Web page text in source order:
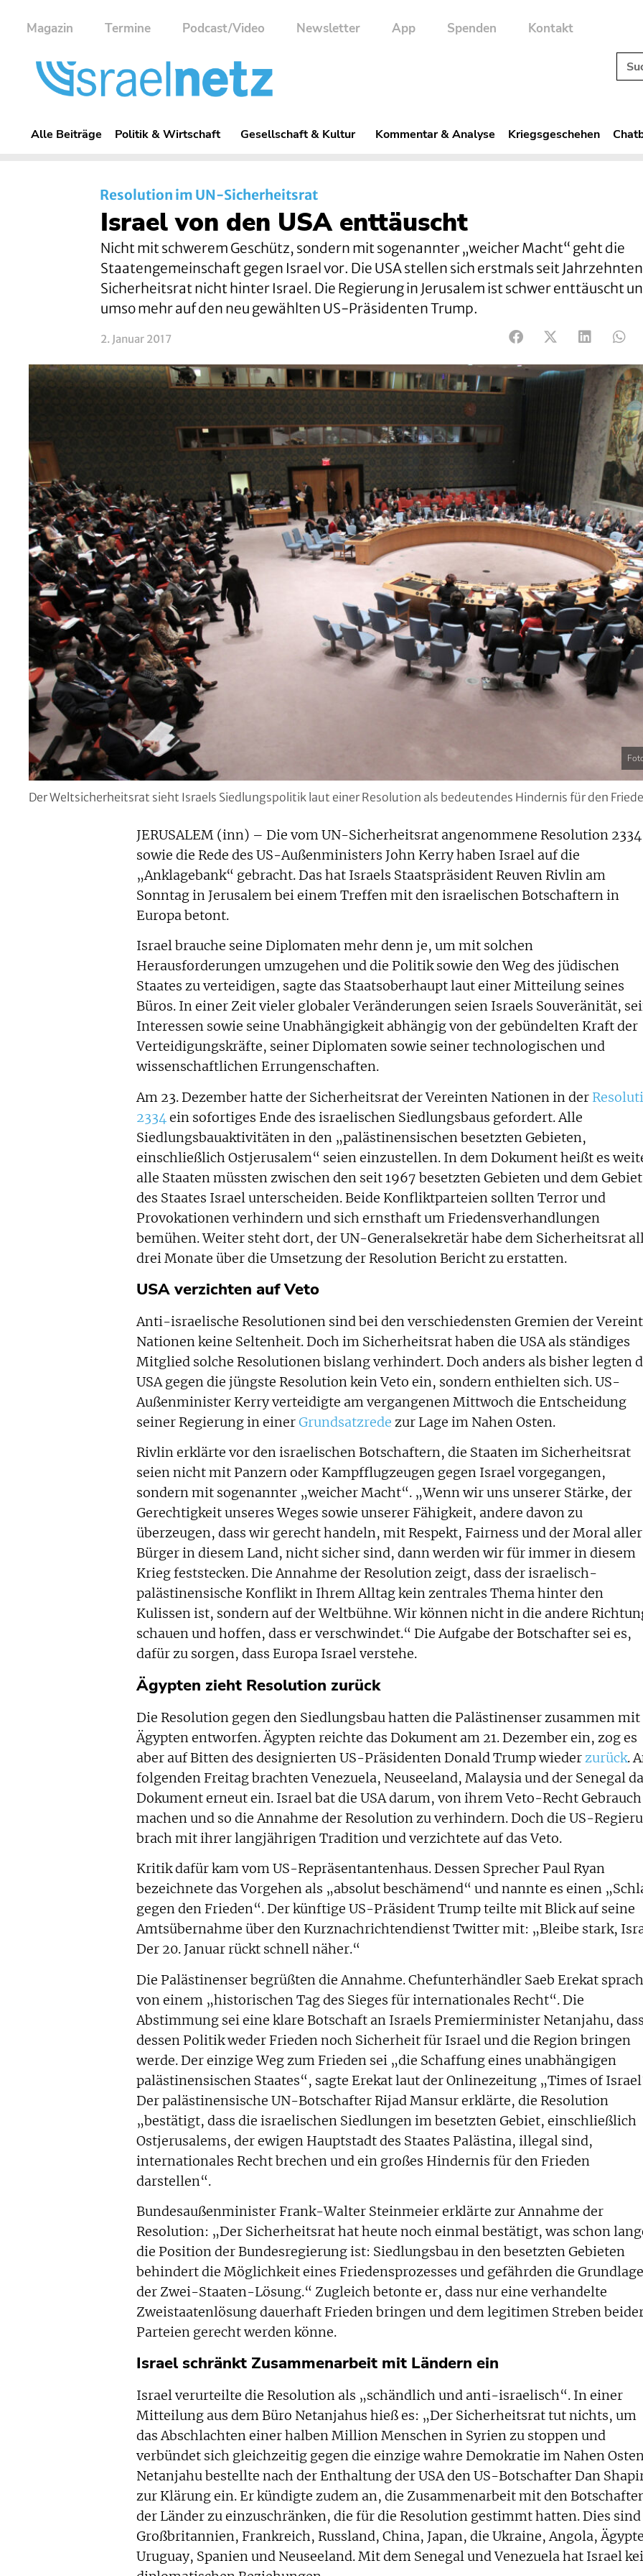
Magazin Termine Podcast/Video Newsletter App Spenden Kontakt
Alle Beiträge Politik & Wirtschaft Gesellschaft & Kultur Kommentar & Analyse Kriegsgeschehen
Resolution im UN-Sicherheitsrat
Israel von den USA enttäuscht
Nicht mit schwerem Geschütz, sondern mit sogenannter „weicher Macht“ geht die
Staatengemeinschaft gegen Israel vor. Die USA stellen sich erstmals seit
Sicherheitsrat nicht hinter Israel. Die Regierung in Jerusalem ist schwer enttäuscht
umso mehr auf den neu gewählten US-Präsidenten Trump.
2. Januar 2017
Der Weltsicherheitsrat sieht Israels Siedlungspolitik laut einer Resolution als bedeutendes Hindernis für den
JERUSALEM (inn) – Die vom UN-Sicherheitsrat angenommene Resolution 2334
sowie die Rede des US-Außenministers John Kerry haben Israel auf die
„Anklagebank“ gebracht. Das hat Israels Staatspräsident Reuven Rivlin am
Sonntag in Jerusalem bei einem Treffen mit den israelischen Botschaftern in
Europa betont.
Israel brauche seine Diplomaten mehr denn je, um mit solchen
Herausforderungen umzugehen und die Politik sowie den Weg des jüdischen
Staates zu verteidigen, sagte das Staatsoberhaupt laut einer Mitteilung seines
Büros. In einer Zeit vieler globaler Veränderungen seien Israels Souveränität,
Interessen sowie seine Unabhängigkeit abhängig von der gebündelten Kraft der
Verteidigungskräfte, seiner Diplomaten sowie seiner technologischen und
wissenschaftlichen Errungenschaften.
Am 23. Dezember hatte der Sicherheitsrat der Vereinten Nationen in der
2334ein sofortiges Ende des israelischen Siedlungsbaus gefordert. Alle
Siedlungsbauaktivitäten in den „palästinensischen besetzten Gebieten,
einschließlich Ostjerusalem“ seien einzustellen. In dem Dokument heißt es
alle Staaten müssten zwischen den seit 1967 besetzten Gebieten und dem Gebiet
des Staates Israel unterscheiden. Beide Konfliktparteien sollten Terror und
Provokationen verhindern und sich ernsthaft um Friedensverhandlungen
bemühen. Weiter steht dort, der UN-Generalsekretär habe dem Sicherheitsrat
drei Monate über die Umsetzung der Resolution Bericht zu erstatten.
USA verzichten auf Veto
Anti-israelische Resolutionen sind bei den verschiedensten Gremien der
Nationen keine Seltenheit. Doch im Sicherheitsrat haben die USA als ständiges
Mitglied solche Resolutionen bislang verhindert. Doch anders als bisher legten
USA gegen die jüngste Resolution kein Veto ein, sondern enthielten sich. US-
Außenminister Kerry verteidigte am vergangenen Mittwoch die Entscheidung
seiner Regierung in einer Grundsatzrede zur Lage im Nahen Osten.
Rivlin erklärte vor den israelischen Botschaftern, die Staaten im Sicherheitsrat
seien nicht mit Panzern oder Kampfflugzeugen gegen Israel vorgegangen,
sondern mit sogenannter „weicher Macht“. „Wenn wir uns unserer Stärke, der
Gerechtigkeit unseres Weges sowie unserer Fähigkeit, andere davon zu
überzeugen, dass wir gerecht handeln, mit Respekt, Fairness und der Moral aller
Bürger in diesem Land, nicht sicher sind, dann werden wir für immer in diesem
Krieg feststecken. Die Annahme der Resolution zeigt, dass der israelisch-
palästinensische Konflikt in Ihrem Alltag kein zentrales Thema hinter den
Kulissen ist, sondern auf der Weltbühne. Wir können nicht in die andere
schauen und hoffen, dass er verschwindet.“ Die Aufgabe der Botschafter sei es,
dafür zu sorgen, dass Europa Israel verstehe.
Ägypten zieht Resolution zurück
Die Resolution gegen den Siedlungsbau hatten die Palästinenser zusammen mit
Ägypten entworfen. Ägypten reichte das Dokument am 21. Dezember ein, zog es
aber auf Bitten des designierten US-Präsidenten Donald Trump wiederzurück.
folgenden Freitag brachten Venezuela, Neuseeland, Malaysia und der Senegal
Dokument erneut ein. Israel bat die USA darum, von ihrem Veto-Recht
machen und so die Annahme der Resolution zu verhindern. Doch die US-
brach mit ihrer langjährigen Tradition und verzichtete auf das Veto.
Kritik dafür kam vom US-Repräsentantenhaus. Dessen Sprecher Paul Ryan
bezeichnete das Vorgehen als „absolut beschämend“ und nannte es einen
gegen den Frieden“. Der künftige US-Präsident Trump teilte mit Blick auf seine
Amtsübernahme über den Kurznachrichtendienst Twitter mit: „Bleibe stark,
Der 20. Januar rückt schnell näher.“
Die Palästinenser begrüßten die Annahme. Chefunterhändler Saeb Erekat sprach
von einem „historischen Tag des Sieges für internationales Recht“. Die
Abstimmung sei eine klare Botschaft an Israels Premierminister Netanjahu, dass
dessen Politik weder Frieden noch Sicherheit für Israel und die Region bringen
werde. Der einzige Weg zum Frieden sei „die Schaffung eines unabhängigen
palästinensischen Staates“, sagte Erekat laut der Onlinezeitung „Times of
Der palästinensische UN-Botschafter Rijad Mansur erklärte, die Resolution
„bestätigt, dass die israelischen Siedlungen im besetzten Gebiet, einschließlich
Ostjerusalems, der ewigen Hauptstadt des Staates Palästina, illegal sind,
internationales Recht brechen und ein großes Hindernis für den Frieden
darstellen“.
Bundesaußenminister Frank-Walter Steinmeier erklärte zur Annahme der
Resolution: „Der Sicherheitsrat hat heute noch einmal bestätigt, was schon
die Position der Bundesregierung ist: Siedlungsbau in den besetzten Gebieten
behindert die Möglichkeit eines Friedensprozesses und gefährden die
der Zwei-Staaten-Lösung.“ Zugleich betonte er, dass nur eine verhandelte
Zweistaatenlösung dauerhaft Frieden bringen und dem legitimen Streben
Parteien gerecht werden könne.
Israel schränkt Zusammenarbeit mit Ländern ein
Israel verurteilte die Resolution als „schändlich und anti-israelisch“. In einer
Mitteilung aus dem Büro Netanjahus hieß es: „Der Sicherheitsrat tut nichts, um
das Abschlachten einer halben Million Menschen in Syrien zu stoppen und
verbündet sich gleichzeitig gegen die einzige wahre Demokratie im Nahen
Netanjahu bestellte nach der Enthaltung der USA den US-Botschafter Dan
zur Klärung ein. Er kündigte zudem an, die Zusammenarbeit mit den
der Länder zu einzuschränken, die für die Resolution gestimmt hatten. Dies sind
Großbritannien, Frankreich, Russland, China, Japan, die Ukraine, Angola,
Uruguay, Spanien und Neuseeland. Mit dem Senegal und Venezuela hat Israel